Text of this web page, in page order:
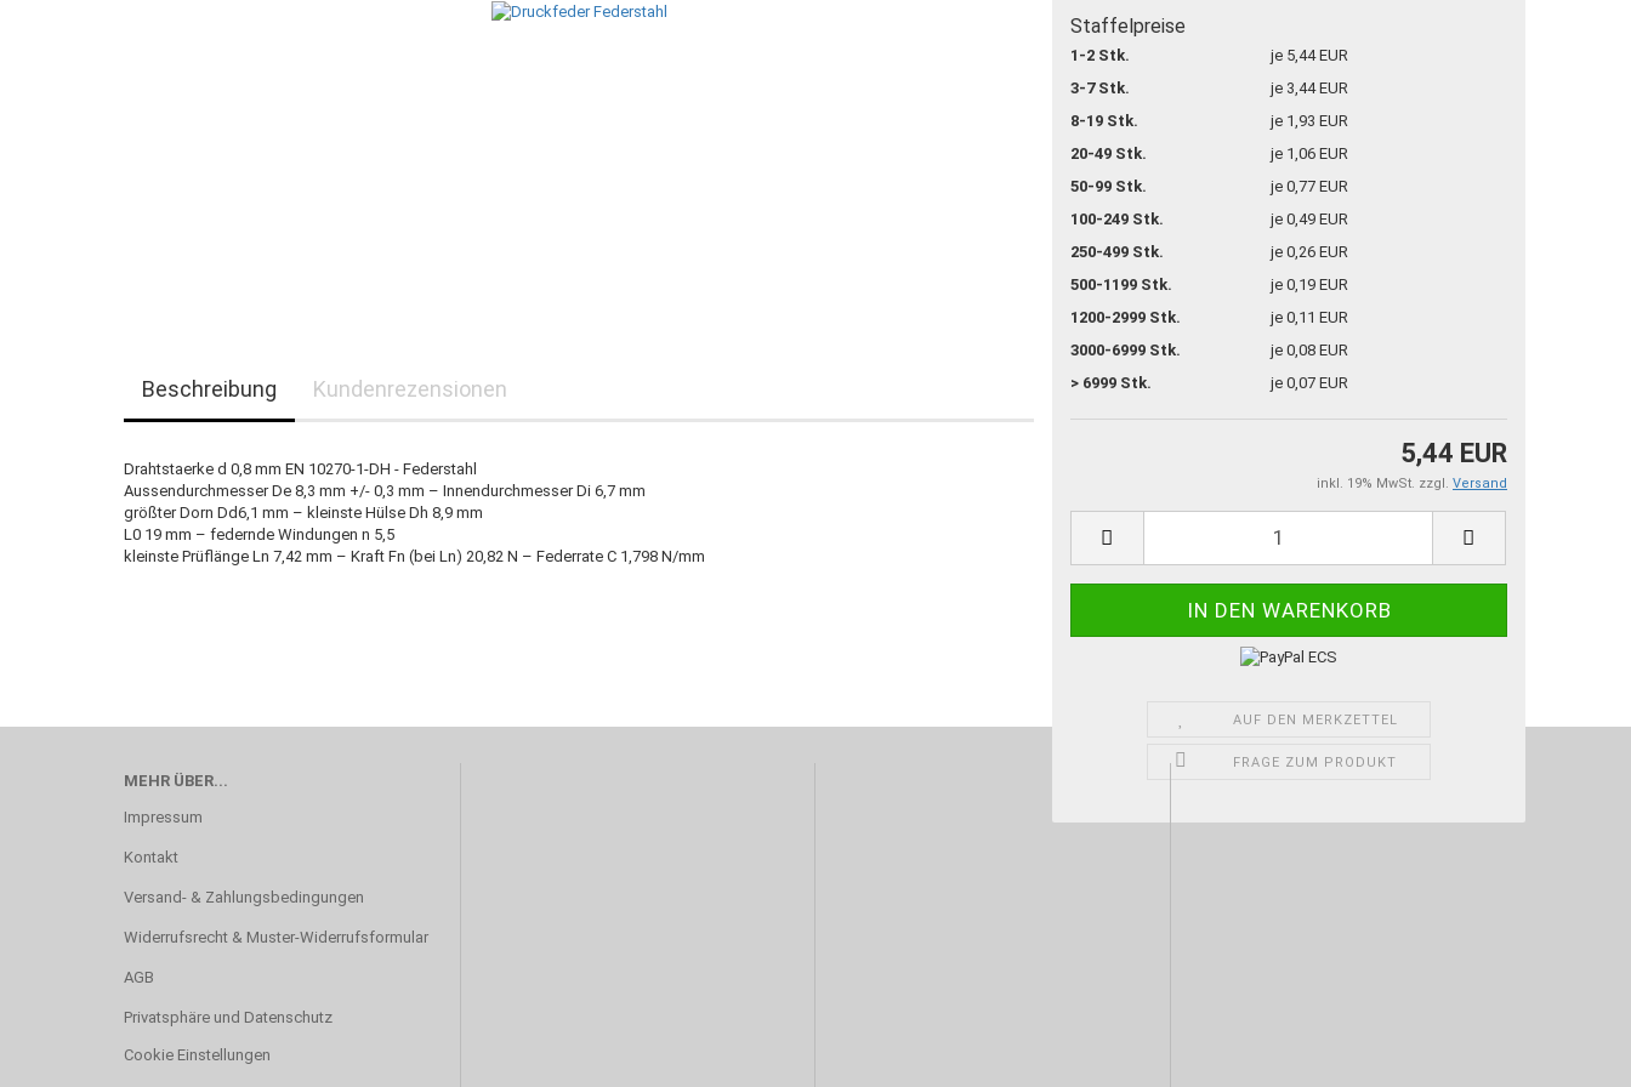
Staffelpreise
1-2 Stk.
je 5,44 EUR
3-7 Stk.
je 3,44 EUR
8-19 Stk.
je 1,93 EUR
20-49 Stk.
je 1,06 EUR
50-99 Stk.
je 0,77 EUR
100-249 Stk.
je 0,49 EUR
250-499 Stk.
je 0,26 EUR
500-1199 Stk.
je 0,19 EUR
1200-2999 Stk.
je 0,11 EUR
3000-6999 Stk.
je 0,08 EUR
> 6999 Stk.
je 0,07 EUR
5,44 EUR
inkl. 19% MwSt. zzgl. Versand
AUF DEN MERKZETTEL
FRAGE ZUM PRODUKT
Beschreibung Kundenrezensionen
Drahtstaerke d 0,8 mm EN 10270-1-DH - Federstahl
Aussendurchmesser De 8,3 mm +/- 0,3 mm – Innendurchmesser Di 6,7 mm
größter Dorn Dd6,1 mm – kleinste Hülse Dh 8,9 mm
L0 19 mm – federnde Windungen n 5,5
kleinste Prüflänge Ln 7,42 mm – Kraft Fn (bei Ln) 20,82 N – Federrate C 1,798 N/mm
MEHR ÜBER...
Impressum
Kontakt
Versand- & Zahlungsbedingungen
Widerrufsrecht & Muster-Widerrufsformular
AGB
Privatsphäre und Datenschutz
Cookie Einstellungen